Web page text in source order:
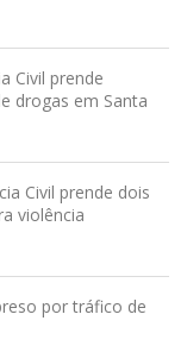
Civil prende
drogas em Santa
Civil prende dois
violência
por tráfico de